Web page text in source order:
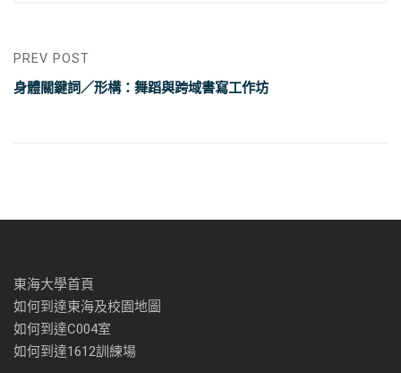
PREV POST
身體關鍵詞／形構：舞蹈與跨域書寫工作坊
東海大學首頁
如何到達東海及校園地圖
如何到達C004室
如何到達1612訓練場